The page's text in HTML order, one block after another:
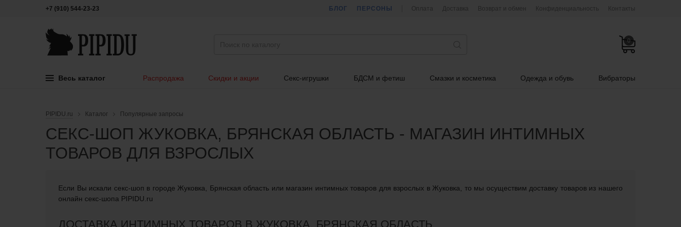
+7 (910) 544-23-23 БЛОГ ПЕРСОНЫ Оплата Доставка Возврат и обмен Конфиденциальность Контакты
0
Весь каталог Распродажа Скидки и акции Секс-игрушки БДСМ и фетиш Смазки и косметика Одежда и обувь Вибраторы
PIPIDU.ru Каталог Популярные запросы
СЕКС-ШОП ЖУКОВКА, БРЯНСКАЯ ОБЛАСТЬ - МАГАЗИН ИНТИМНЫХ
ТОВАРОВ ДЛЯ ВЗРОСЛЫХ
Если Вы искали cекс-шоп в городе Жуковка, Брянская область или магазин интимных товаров для взрослых в Жуковка, то мы осуществим доставку товаров из нашего
онлайн секс-шопа PIPIDU.ru
ДОСТАВКА ИНТИМНЫХ ТОВАРОВ В ЖУКОВКА, БРЯНСКАЯ ОБЛАСТЬ